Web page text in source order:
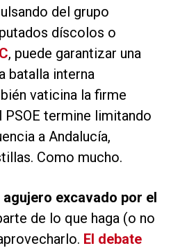
del grupo
díscolos o
, puede garantizar una
batalla interna
vaticina la firme
termine limitando
a Andalucía,
Como mucho.
excavado por el
de lo que haga (o no
El debate